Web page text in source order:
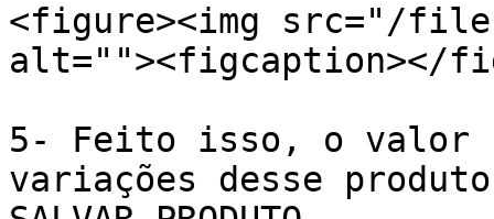
<figure><img src="/files/
alt=""><figcaption></
5- Feito isso, o valor
variações desse